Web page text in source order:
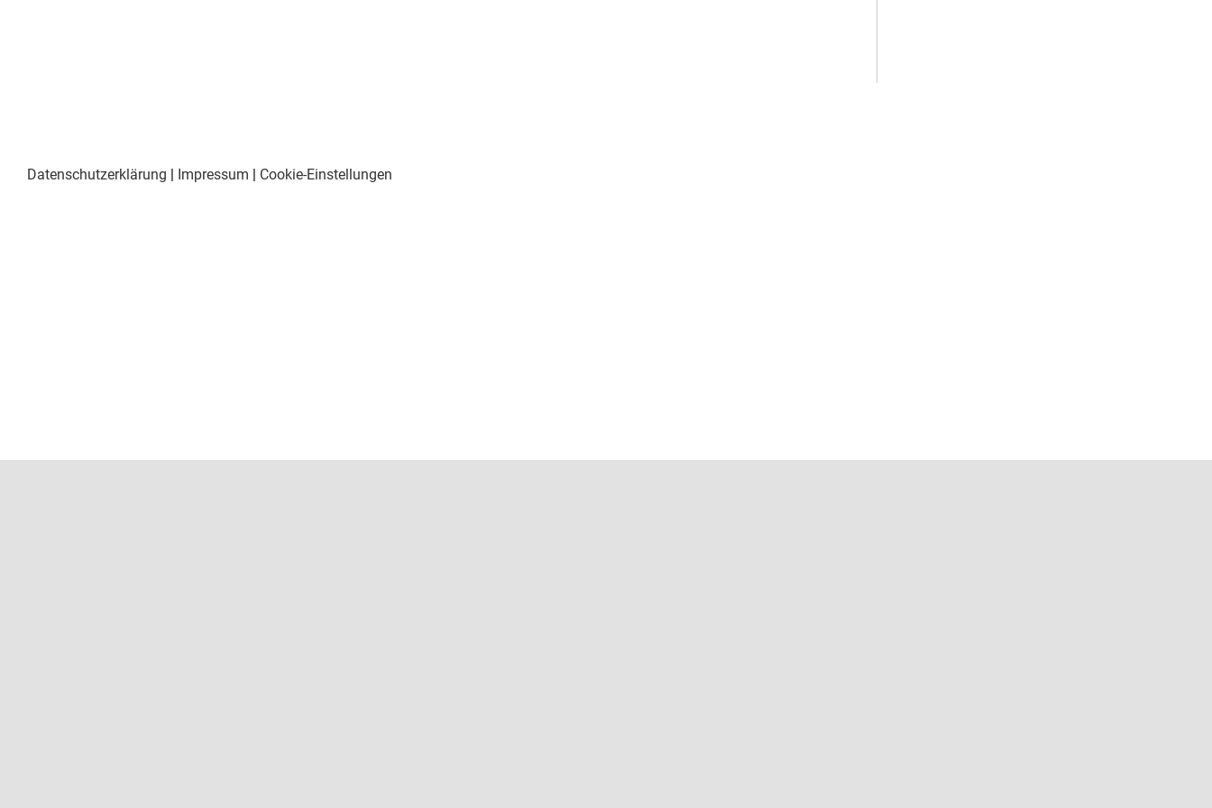
Datenschutzerklärung | Impressum | Cookie-Einstellungen